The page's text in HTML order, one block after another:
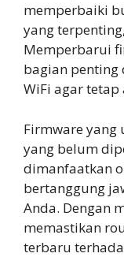
memperbaiki
yang
Memperbarui
bagian penting
WiFi agar tetap
Firmware yang
yang belum
dimanfaatkan
bertanggung
Anda. Dengan
memastikan
terbaru